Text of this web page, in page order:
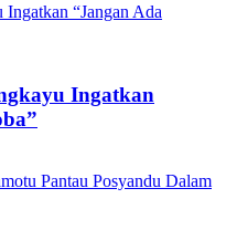
Ingatkan